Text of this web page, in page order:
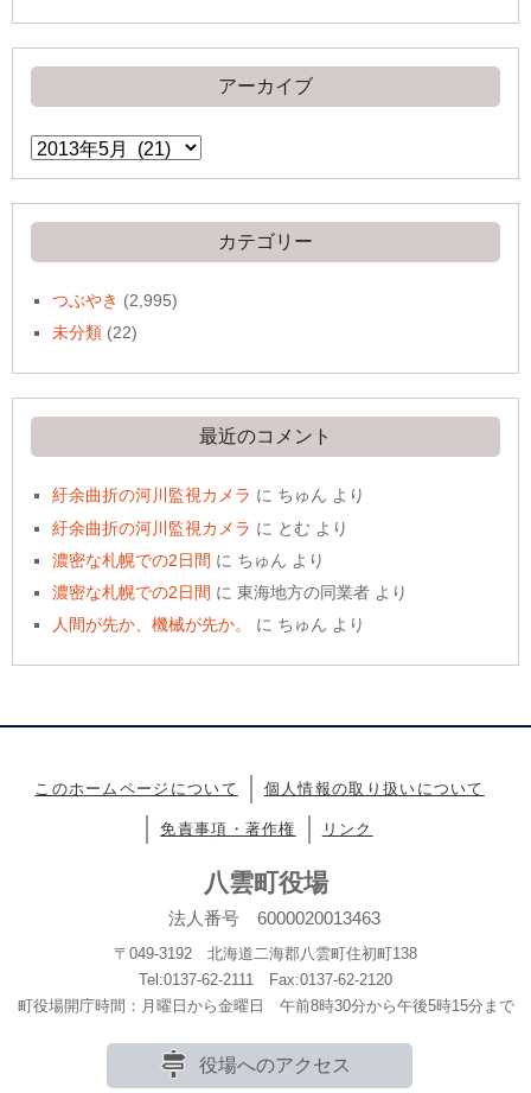
アーカイブ
ア
ー
イ
ブ
カテゴリー
つぶやき (2,995)
未分類 (22)
最近のコメント
紆余曲折の河川監視カメラ に ちゅん より
紆余曲折の河川監視カメラ に とむ より
濃密な札幌での2日間 に ちゅん より
濃密な札幌での2日間 に東海地方の同業者 より
人間が先か、機械が先か。
に ちゅん より
このホームページについて 個人情報の取り扱いについて
免責事項・著作権 リンク
八雲町役場
法人番号 6000020013463
〒049-3192 北海道二海郡八雲町住初町138
Tel:0137-62-2111 Fax:0137-62-2120
町役場開庁時間：月曜日から金曜日 午前8時30分から午後5時15分まで
役場へのアクセス